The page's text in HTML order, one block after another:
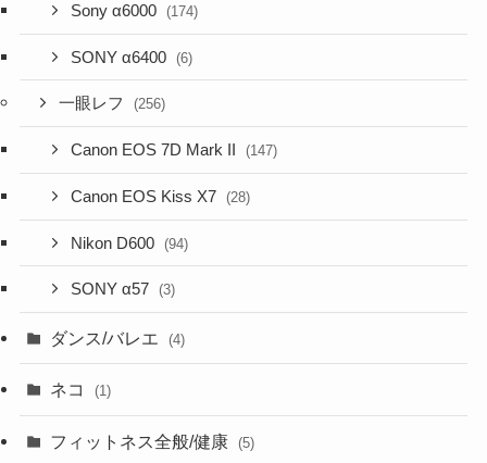
Sony α6000 (174)
SONY α6400 (6)
一眼レフ (256)
Canon EOS 7D Mark II (147)
Canon EOS Kiss X7 (28)
Nikon D600 (94)
SONY α57 (3)
ダンス/バレエ (4)
ネコ (1)
フィットネス全般/健康 (5)